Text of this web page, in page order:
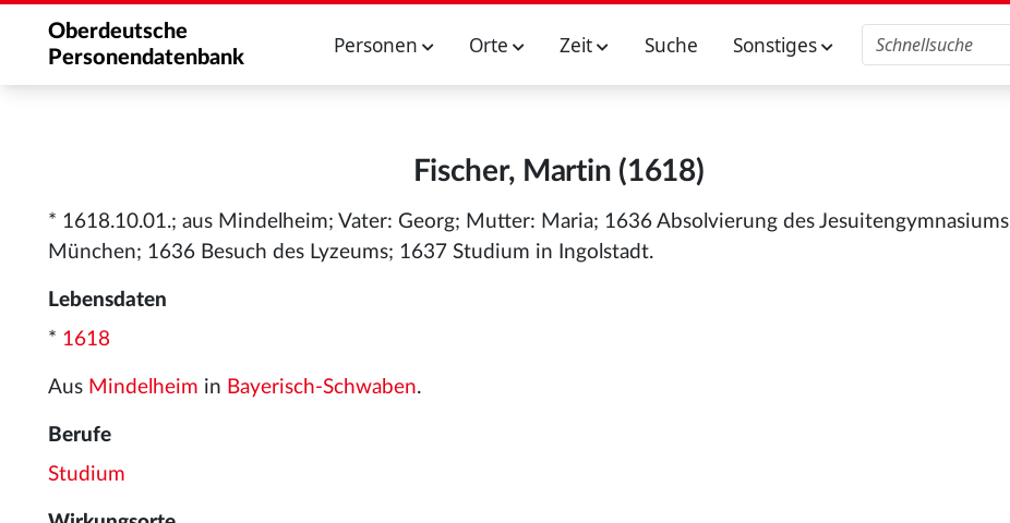
Oberdeutsche
Personendatenbank
Personen Orte Zeit Suche Sonstiges
Fischer, Martin (1618)
* 1618.10.01.; aus Mindelheim; Vater: Georg; Mutter: Maria; 1636 Absolvierung des Jesuitengymnasiums
München; 1636 Besuch des Lyzeums; 1637 Studium in Ingolstadt.
Lebensdaten
* 1618
Aus Mindelheim in Bayerisch-Schwaben.
Berufe
Studium